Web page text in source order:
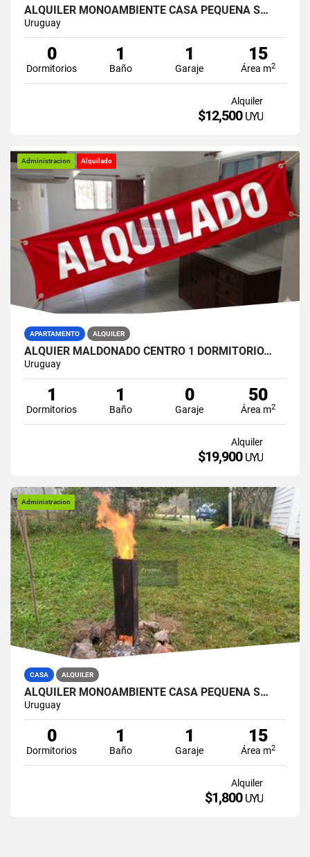
ALQUILER MONOAMBIENTE CASA PEQUEÑA S…
Uruguay
0
Dormitorios
1
Baño
1
Garaje
15
Área m2
Alquiler
$12,500 UYU
Administracion Alquilado
APARTAMENTO ALQUILER
ALQUIER MALDONADO CENTRO 1 DORMITORIO…
Uruguay
1
Dormitorios
1
Baño
0
Garaje
50
Área m2
Alquiler
$19,900 UYU
Administracion
CASA ALQUILER
ALQUILER MONOAMBIENTE CASA PEQUEÑA S…
Uruguay
0
Dormitorios
1
Baño
1
Garaje
15
Área m2
Alquiler
$1,800 UYU